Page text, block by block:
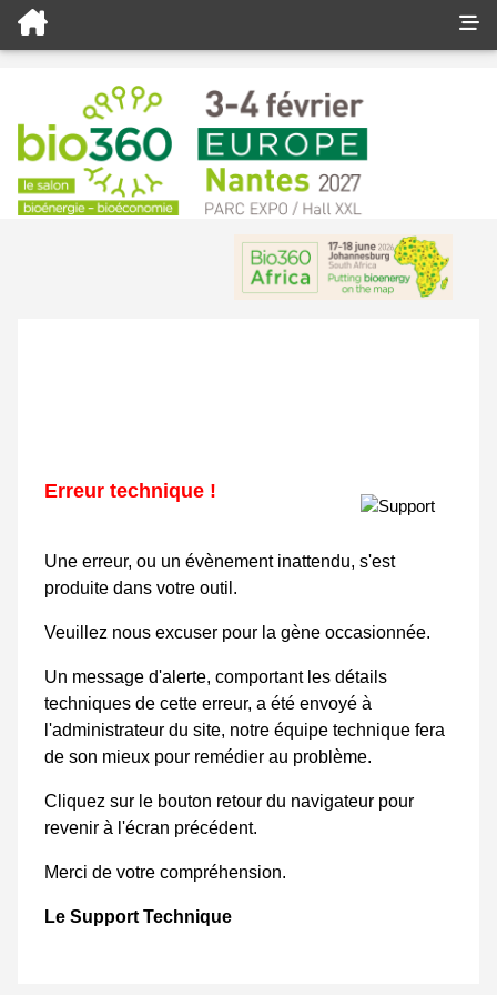
Erreur technique !
Une erreur, ou un évènement inattendu, s'est
produite dans votre outil.
Veuillez nous excuser pour la gène occasionnée.
Un message d'alerte, comportant les détails
techniques de cette erreur, a été envoyé à
l'administrateur du site, notre équipe technique fera
de son mieux pour remédier au problème.
Cliquez sur le bouton retour du navigateur pour
revenir à l'écran précédent.
Merci de votre compréhension.
Le Support Technique